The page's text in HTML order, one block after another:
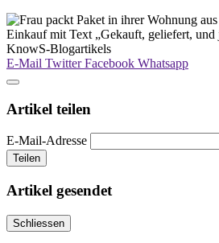
E-Mail TwitterFacebook Whatsapp
Artikel teilen
E-Mail-Adresse
Teilen
Artikel gesendet
Schliessen